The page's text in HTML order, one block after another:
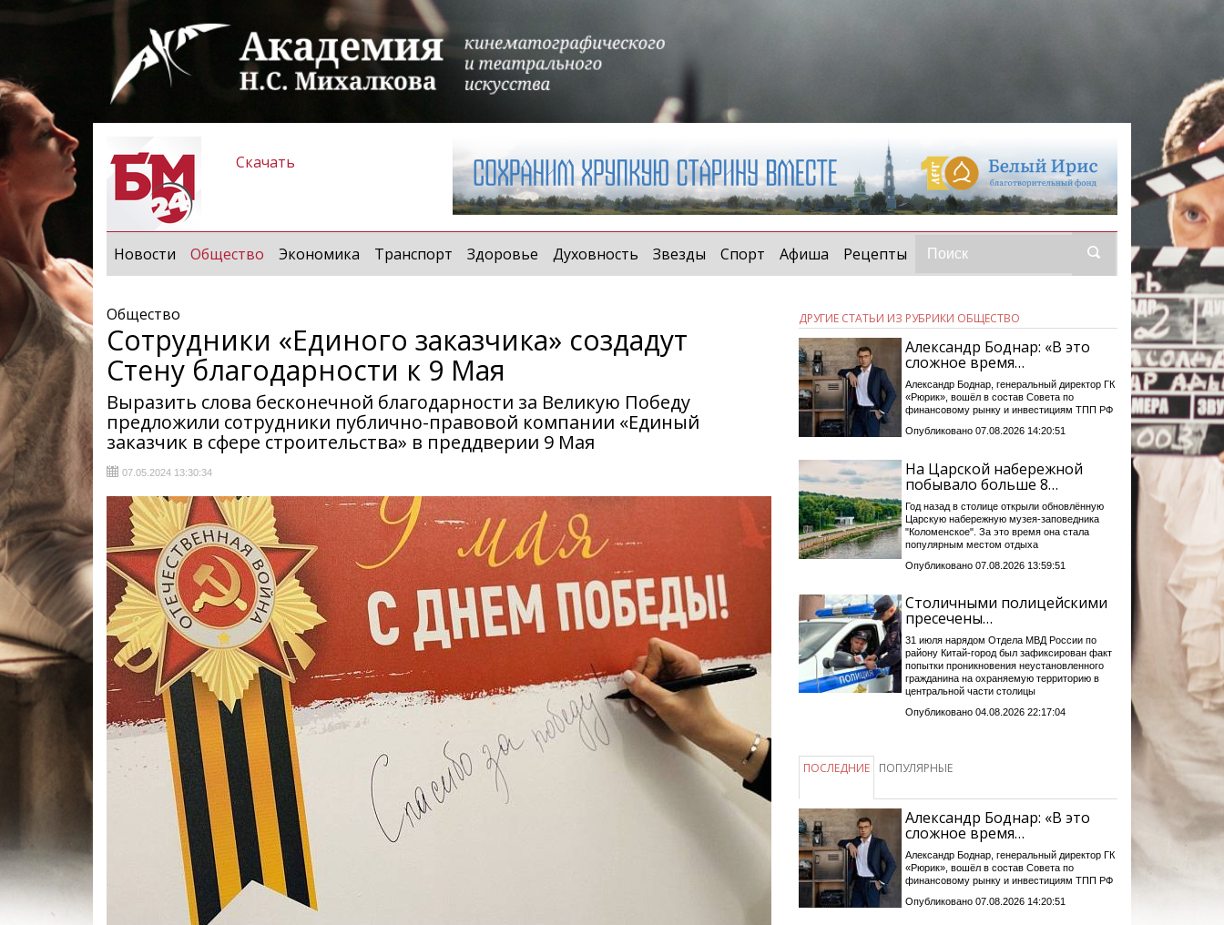
Скачать
Новости Общество (current)
Экономика Транспорт Здоровье Духовность Звезды Спорт Афиша Рецепты
Общество
Сотрудники «Единого заказчика» создадут
Стену благодарности к 9 Мая
Выразить слова бесконечной благодарности за Великую Победу
предложили сотрудники публично-правовой компании «Единый
заказчик в сфере строительства» в преддверии 9 Мая
07.05.2024 13:30:34
ДРУГИЕ СТАТЬИ ИЗ РУБРИКИ ОБЩЕСТВО
Александр Боднар: «В это
сложное время…
Александр Боднар, генеральный директор ГК
«Рюрик», вошёл в состав Совета по
финансовому рынку и инвестициям ТПП РФ
Опубликовано 07.08.2026 14:20:51
На Царской набережной
побывало больше 8…
Год назад в столице открыли обновлённую
Царскую набережную музея-заповедника
"Коломенское". За это время она стала
популярным местом отдыха
Опубликовано 07.08.2026 13:59:51
Столичными полицейскими
пресечены…
31 июля нарядом Отдела МВД России по
району Китай-город был зафиксирован факт
попытки проникновения неустановленного
гражданина на охраняемую территорию в
центральной части столицы
Опубликовано 04.08.2026 22:17:04
ПОСЛЕДНИЕ ПОПУЛЯРНЫЕ
Александр Боднар: «В это
сложное время…
Александр Боднар, генеральный директор ГК
«Рюрик», вошёл в состав Совета по
финансовому рынку и инвестициям ТПП РФ
Опубликовано 07.08.2026 14:20:51